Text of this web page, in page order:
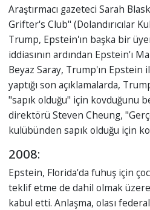
Araştırmacı gazeteci Sarah
Grifter's Club" (Dolandırıcılar
Trump, Epstein'ın başka bir
iddiasının ardından Epstein'ı
Beyaz Saray, Trump'ın Epstein
yaptığı son açıklamalarda,
"sapık olduğu" için kovduğunu
direktörü Steven Cheung,
kulübünden sapık olduğu için
2008:
Epstein, Florida'da fuhuş için
teklif etme de dahil olmak üzere
kabul etti. Anlaşma, olası